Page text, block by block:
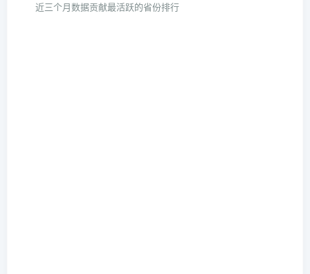
近三个月数据贡献最活跃的省份排行